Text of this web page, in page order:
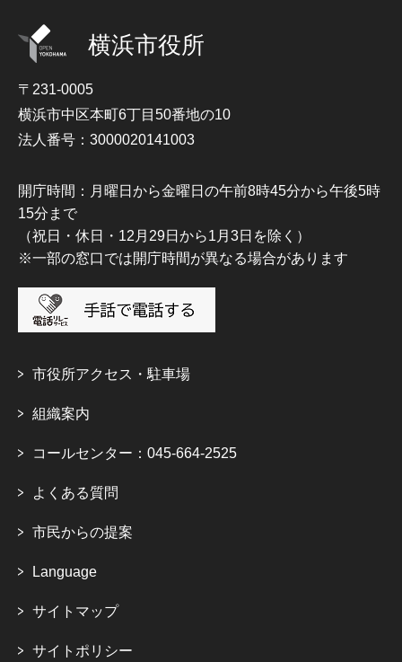
横浜市役所
〒231-0005
横浜市中区本町6丁目50番地の10
法人番号：3000020141003
開庁時間：月曜日から金曜日の午前8時45分から午後5時
15分まで
（祝日・休日・12月29日から1月3日を除く）
※一部の窓口では開庁時間が異なる場合があります
市役所アクセス・駐車場
組織案内
コールセンター：045-664-2525
よくある質問
市民からの提案
Language
サイトマップ
サイトポリシー